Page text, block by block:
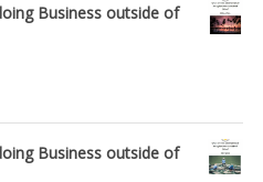
Business outside of
Business outside of